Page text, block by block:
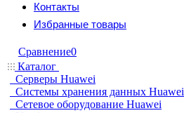
Контакты
Избранные товары
Сравнение0
Каталог
Серверы Huawei
Системы хранения данных Huawei
Сетевое оборудование Huawei